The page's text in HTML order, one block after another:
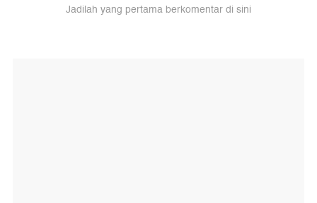
Jadilah yang pertama berkomentar di sini